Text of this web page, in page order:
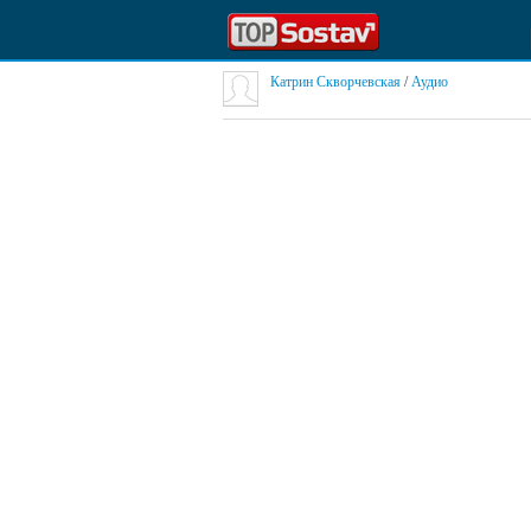
Катрин Скворчевская /Аудио